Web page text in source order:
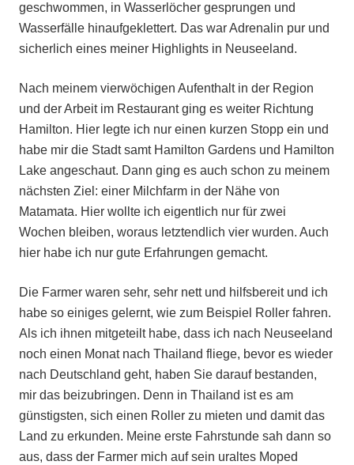
geschwommen, in Wasserlöcher gesprungen und
Wasserfälle hinaufgeklettert. Das war Adrenalin pur und
sicherlich eines meiner Highlights in Neuseeland.
Nach meinem vierwöchigen Aufenthalt in der Region
und der Arbeit im Restaurant ging es weiter Richtung
Hamilton. Hier legte ich nur einen kurzen Stopp ein und
habe mir die Stadt samt Hamilton Gardens und Hamilton
Lake angeschaut. Dann ging es auch schon zu meinem
nächsten Ziel: einer Milchfarm in der Nähe von
Matamata. Hier wollte ich eigentlich nur für zwei
Wochen bleiben, woraus letztendlich vier wurden. Auch
hier habe ich nur gute Erfahrungen gemacht.
Die Farmer waren sehr, sehr nett und hilfsbereit und ich
habe so einiges gelernt, wie zum Beispiel Roller fahren.
Als ich ihnen mitgeteilt habe, dass ich nach Neuseeland
noch einen Monat nach Thailand fliege, bevor es wieder
nach Deutschland geht, haben Sie darauf bestanden,
mir das beizubringen. Denn in Thailand ist es am
günstigsten, sich einen Roller zu mieten und damit das
Land zu erkunden. Meine erste Fahrstunde sah dann so
aus, dass der Farmer mich auf sein uraltes Moped